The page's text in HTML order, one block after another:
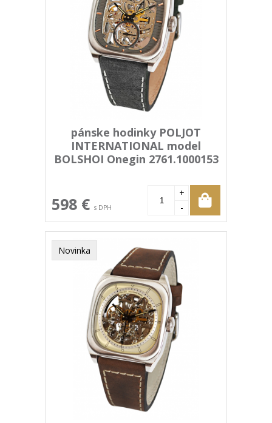
pánske hodinky POLJOT
INTERNATIONAL model
BOLSHOI Onegin 2761.1000153
598 € s DPH
+
-
Novinka